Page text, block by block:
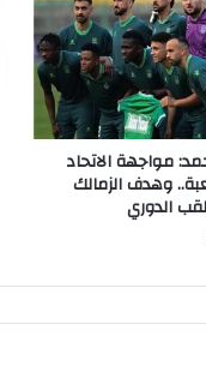
مواجهة الاتحاد
وهدف الزمالك
الدوري